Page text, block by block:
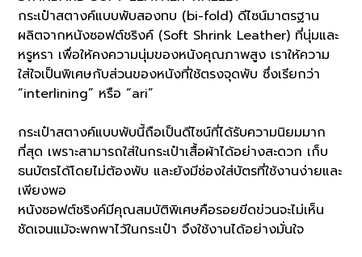
กระเป๋าสตางค์แบบพับสองทบ (bi-fold) ดีไซน์มาตรฐาน
ผลิตจากหนังซอฟต์ชริงค์ (Soft Shrink Leather) ที่นุ่มและ
หรูหรา เพื่อให้คงความนุ่มของหนังคุณภาพสูง เราให้ความ
ใส่ใจเป็นพิเศษกับส่วนของหนังที่ใช้ตรงจุดพับ ซึ่งเรียกว่า
“interlining” หรือ “ari”
กระเป๋าสตางค์แบบพับนี้ถือเป็นดีไซน์ที่ได้รับความนิยมมาก
ที่สุด เพราะสามารถใส่ในกระเป๋าเสื้อผ้าได้อย่างสะดวก เก็บ
ธนบัตรได้โดยไม่ต้องพับ และยังมีช่องใส่บัตรที่ใช้งานง่ายและ
เพียงพอ
หนังซอฟต์ชริงค์มีคุณสมบัติพิเศษคือรอยขีดข่วนจะไม่เห็น
ชัดเจนแม้จะพกพาไว้ในกระเป๋า จึงใช้งานได้อย่างมั่นใจ